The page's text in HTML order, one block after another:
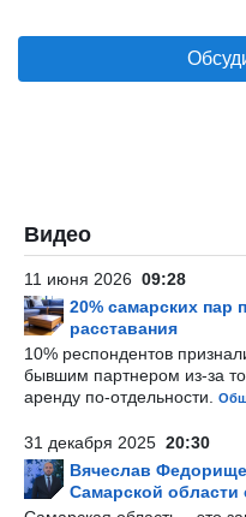
Видео
11 июня 2026 09:28
20% самарских пар
расставания
10% респондентов
бывшим партнером из-за
аренду по-отдельности.
31 декабря 2025 20:30
Вячеслав
Самарской